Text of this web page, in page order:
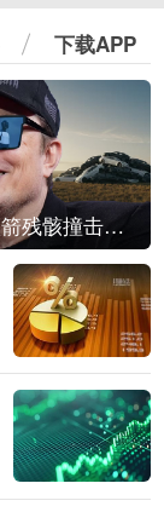
下载APP
SpaceX火箭残骸撞击月球